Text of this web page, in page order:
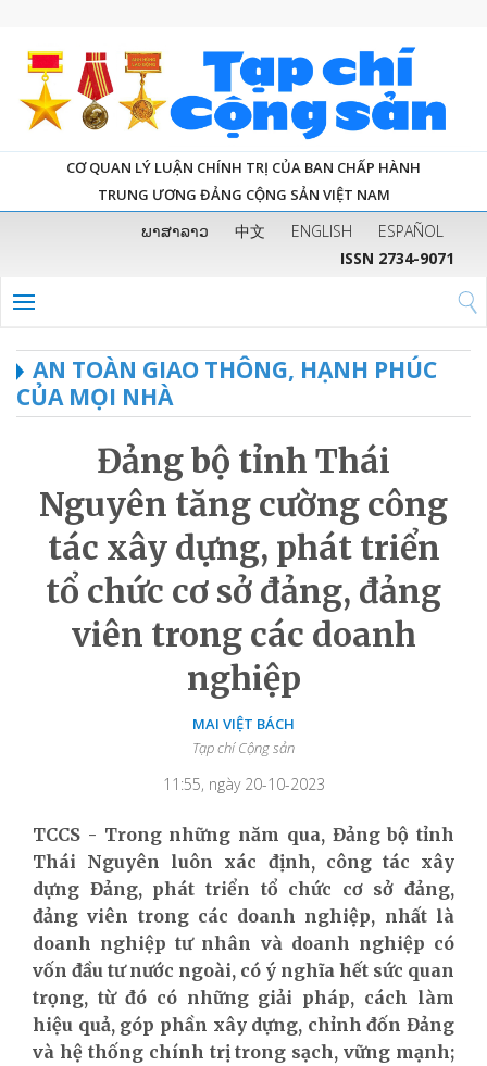
CƠ QUAN LÝ LUẬN CHÍNH TRỊ CỦA BAN CHẤP HÀNH
TRUNG ƯƠNG ĐẢNG CỘNG SẢN VIỆT NAM
ພາສາລາວ 中文 ENGLISH
ESPAÑOL
ISSN 2734-9071
AN TOÀN GIAO THÔNG, HẠNH PHÚC
CỦA MỌI NHÀ
Đảng bộ tỉnh Thái
Nguyên tăng cường công
tác xây dựng, phát triển
tổ chức cơ sở đảng, đảng
viên trong các doanh
nghiệp
MAI VIỆT BÁCH
Tạp chí Cộng sản
11:55, ngày 20-10-2023
TCCS - Trong những năm qua, Đảng bộ tỉnh
Thái Nguyên luôn xác định, công tác xây
dựng Đảng, phát triển tổ chức cơ sở đảng,
đảng viên trong các doanh nghiệp, nhất là
doanh nghiệp tư nhân và doanh nghiệp có
vốn đầu tư nước ngoài, có ý nghĩa hết sức quan
trọng, từ đó có những giải pháp, cách làm
hiệu quả, góp phần xây dựng, chỉnh đốn Đảng
và hệ thống chính trị trong sạch, vững mạnh;